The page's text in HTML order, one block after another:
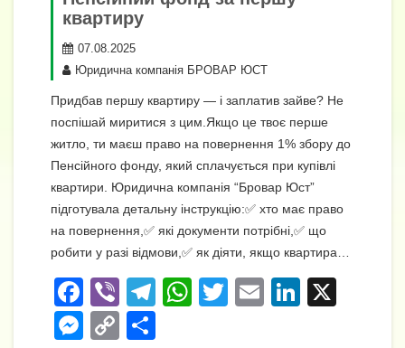
квартиру
07.08.2025
Юридична компанія БРОВАР ЮСТ
Придбав першу квартиру — і заплатив зайве? Не
поспішай миритися з цим.Якщо це твоє перше
житло, ти маєш право на повернення 1% збору до
Пенсійного фонду, який сплачується при купівлі
квартири. Юридична компанія “Бровар Юст”
підготувала детальну інструкцію:✅ хто має право
на повернення,✅ які документи потрібні,✅ що
робити у разі відмови,✅ як діяти, якщо квартира…
F
a
Vi
b
T
W T
E
Li
M C